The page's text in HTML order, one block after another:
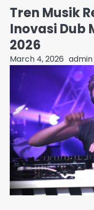
Tren Musik
Inovasi Dub
2026
March 4, 2026 admin